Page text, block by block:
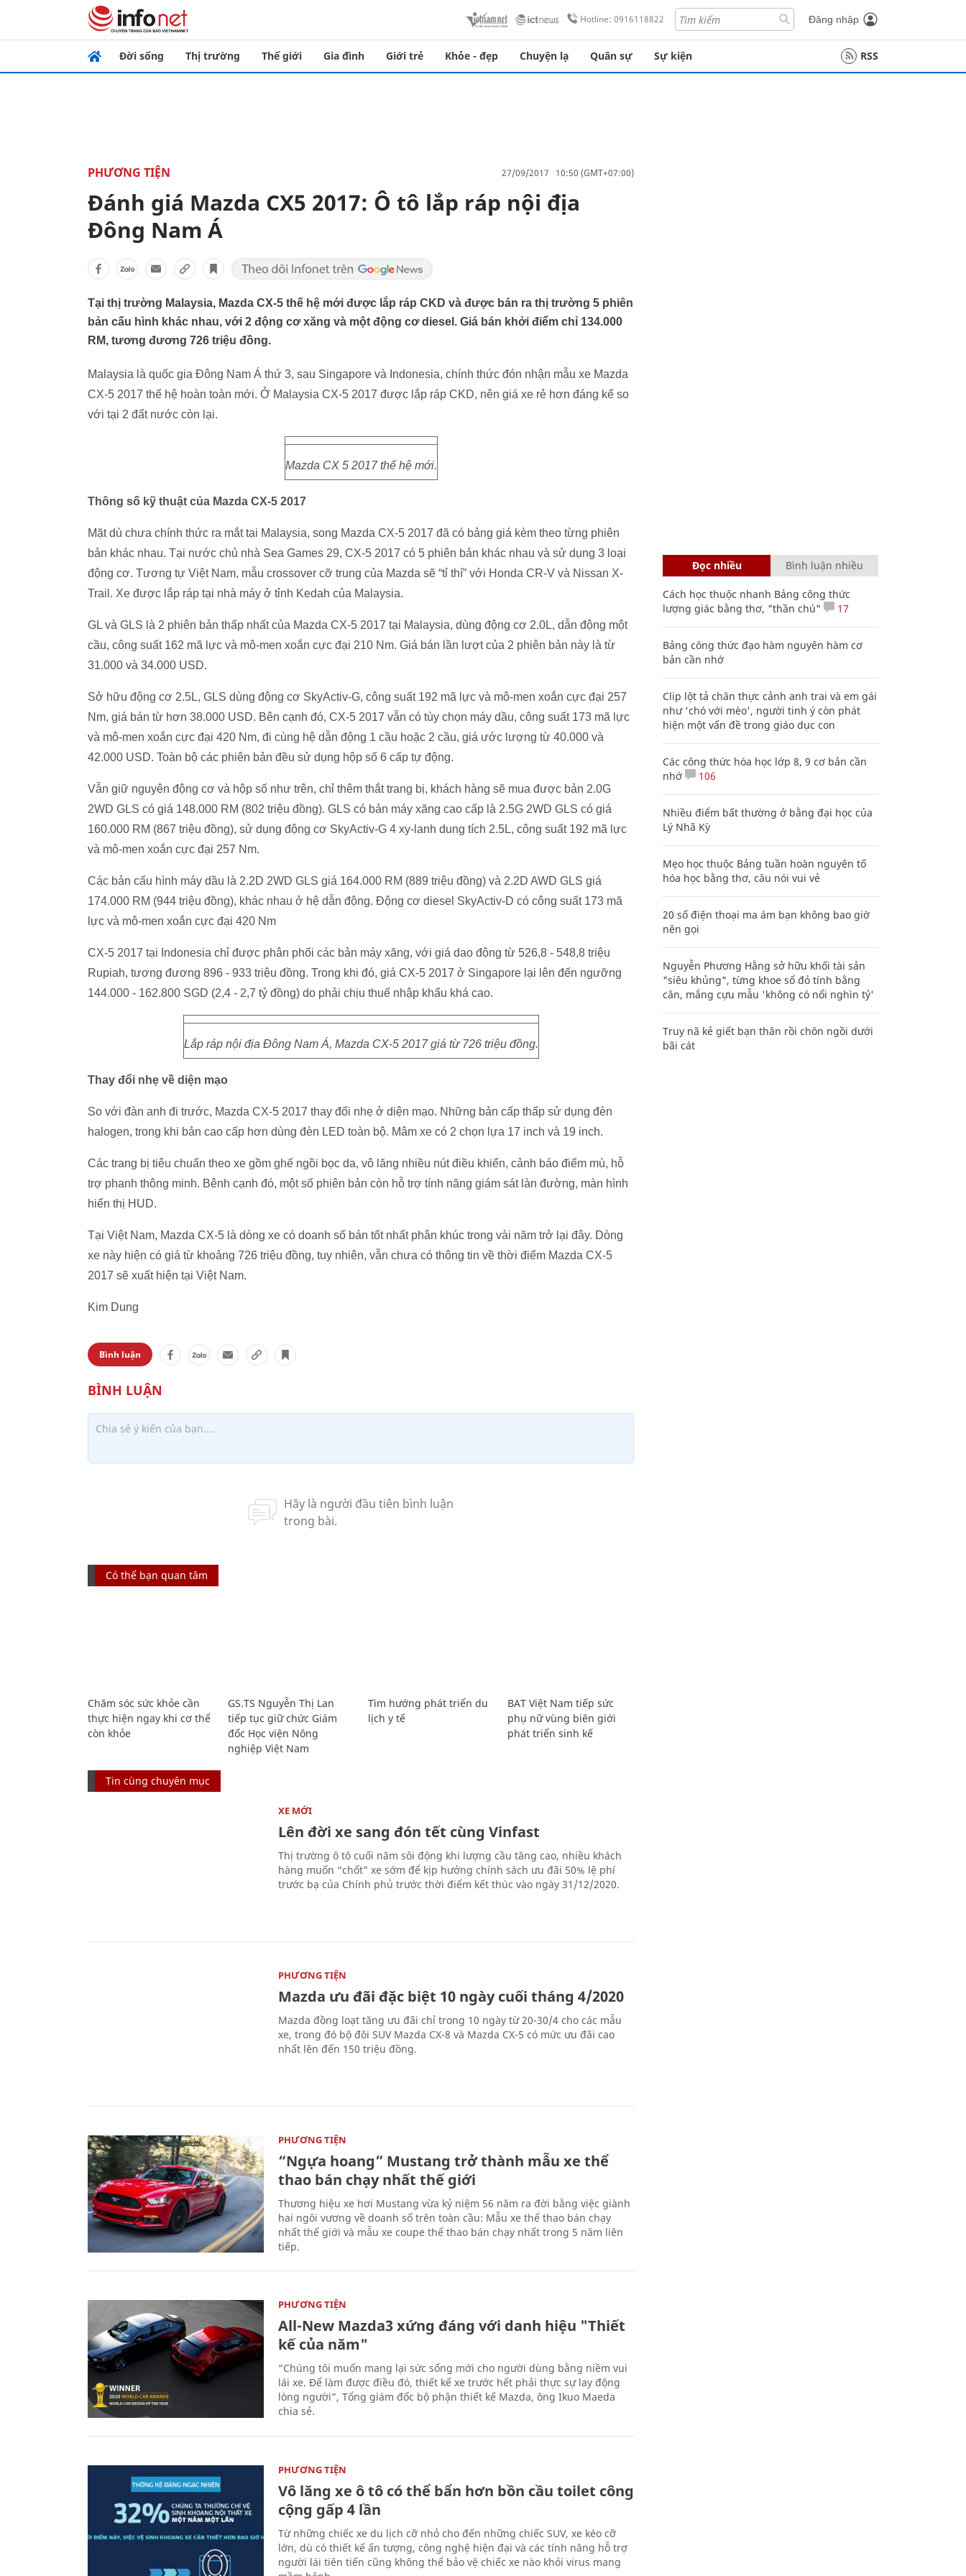
Hotline: 0916118822 Đăng nhập
Đời sống Thị trường Thế giới Gia đình Giới trẻ Khỏe - đẹp Chuyện lạ Quân sự Sự kiện RSS
PHƯƠNG TIỆN 27/09/2017 10:50 (GMT+07:00)
Đánh giá Mazda CX5 2017: Ô tô lắp ráp nội địa
Đông Nam Á
Tại thị trường Malaysia, Mazda CX-5 thế hệ mới được lắp ráp CKD và được bán ra thị trường 5 phiên
bản cấu hình khác nhau, với 2 động cơ xăng và một động cơ diesel. Giá bán khởi điểm chỉ 134.000
RM, tương đương 726 triệu đồng.
Malaysia là quốc gia Đông Nam Á thứ 3, sau Singapore và Indonesia, chính thức đón nhận mẫu xe Mazda
CX-5 2017 thế hệ hoàn toàn mới. Ở Malaysia CX-5 2017 được lắp ráp CKD, nên giá xe rẻ hơn đáng kể so
với tại 2 đất nước còn lại.
Mazda CX 5 2017 thế hệ mới.
Thông số kỹ thuật của Mazda CX-5 2017
Mặt dù chưa chính thức ra mắt tại Malaysia, song Mazda CX-5 2017 đã có bảng giá kèm theo từng phiên
bản khác nhau. Tại nước chủ nhà Sea Games 29, CX-5 2017 có 5 phiên bản khác nhau và sử dụng 3 loại
động cơ. Tương tự Việt Nam, mẫu crossover cỡ trung của Mazda sẽ “tỉ thí” với Honda CR-V và Nissan X-
Trail. Xe được lắp ráp tại nhà máy ở tỉnh Kedah của Malaysia.
GL và GLS là 2 phiên bản thấp nhất của Mazda CX-5 2017 tại Malaysia, dùng động cơ 2.0L, dẫn động một
cầu, công suất 162 mã lực và mô-men xoắn cực đại 210 Nm. Giá bán lần lượt của 2 phiên bản này là từ
31.000 và 34.000 USD.
Sở hữu động cơ 2.5L, GLS dùng động cơ SkyActiv-G, công suất 192 mã lực và mô-men xoắn cực đại 257
Nm, giá bán từ hơn 38.000 USD. Bên cạnh đó, CX-5 2017 vẫn có tùy chọn máy dầu, công suất 173 mã lực
và mô-men xoắn cực đại 420 Nm, đi cùng hệ dẫn động 1 cầu hoặc 2 cầu, giá ước lượng từ 40.000 và
42.000 USD. Toàn bộ các phiên bản đều sử dụng hộp số 6 cấp tự động.
Vẫn giữ nguyên động cơ và hộp số như trên, chỉ thêm thắt trang bị, khách hàng sẽ mua được bản 2.0G
2WD GLS có giá 148.000 RM (802 triệu đồng). GLS có bản máy xăng cao cấp là 2.5G 2WD GLS có giá
160.000 RM (867 triệu đồng), sử dụng động cơ SkyActiv-G 4 xy-lanh dung tích 2.5L, công suất 192 mã lực
và mô-men xoắn cực đại 257 Nm.
Các bản cấu hình máy dầu là 2.2D 2WD GLS giá 164.000 RM (889 triệu đồng) và 2.2D AWD GLS giá
174.000 RM (944 triệu đồng), khác nhau ở hệ dẫn động. Động cơ diesel SkyActiv-D có công suất 173 mã
lực và mô-men xoắn cực đại 420 Nm
CX-5 2017 tại Indonesia chỉ được phân phối các bản máy xăng, với giá dao động từ 526,8 - 548,8 triệu
Rupiah, tương đương 896 - 933 triệu đồng. Trong khi đó, giá CX-5 2017 ở Singapore lại lên đến ngưỡng
144.000 - 162.800 SGD (2,4 - 2,7 tỷ đồng) do phải chịu thuế nhập khẩu khá cao.
Lắp ráp nội địa Đông Nam Á, Mazda CX-5 2017 giá từ 726 triệu đồng.
Thay đổi nhẹ về diện mạo
So với đàn anh đi trước, Mazda CX-5 2017 thay đổi nhẹ ở diện mạo. Những bản cấp thấp sử dụng đèn
halogen, trong khi bản cao cấp hơn dùng đèn LED toàn bộ. Mâm xe có 2 chọn lựa 17 inch và 19 inch.
Các trang bị tiêu chuẩn theo xe gồm ghế ngồi bọc da, vô lăng nhiều nút điều khiển, cảnh báo điểm mù, hỗ
trợ phanh thông minh. Bênh cạnh đó, một số phiên bản còn hỗ trợ tính năng giám sát làn đường, màn hình
hiển thị HUD.
Tại Việt Nam, Mazda CX-5 là dòng xe có doanh số bán tốt nhất phân khúc trong vài năm trở lại đây. Dòng
xe này hiện có giá từ khoảng 726 triệu đồng, tuy nhiên, vẫn chưa có thông tin về thời điểm Mazda CX-5
2017 sẽ xuất hiện tại Việt Nam.
Kim Dung
Bình luận
Có thể bạn quan tâm
Chăm sóc sức khỏe cần
thực hiện ngay khi cơ thể
còn khỏe
GS.TS Nguyễn Thị Lan
tiếp tục giữ chức Giám
đốc Học viện Nông
nghiệp Việt Nam
Tìm hướng phát triển du
lịch y tế
BAT Việt Nam tiếp sức
phụ nữ vùng biên giới
phát triển sinh kế
Tin cùng chuyên mục
XE MỚI
Lên đời xe sang đón tết cùng Vinfast
Thị trường ô tô cuối năm sôi động khi lượng cầu tăng cao, nhiều khách
hàng muốn “chốt” xe sớm để kịp hưởng chính sách ưu đãi 50% lệ phí
trước bạ của Chính phủ trước thời điểm kết thúc vào ngày 31/12/2020.
PHƯƠNG TIỆN
Mazda ưu đãi đặc biệt 10 ngày cuối tháng 4/2020
Mazda đồng loạt tăng ưu đãi chỉ trong 10 ngày từ 20-30/4 cho các mẫu
xe, trong đó bộ đôi SUV Mazda CX-8 và Mazda CX-5 có mức ưu đãi cao
nhất lên đến 150 triệu đồng.
PHƯƠNG TIỆN
“Ngựa hoang” Mustang trở thành mẫu xe thể
thao bán chạy nhất thế giới
Thương hiệu xe hơi Mustang vừa kỷ niệm 56 năm ra đời bằng việc giành
hai ngôi vương về doanh số trên toàn cầu: Mẫu xe thể thao bán chạy
nhất thế giới và mẫu xe coupe thể thao bán chạy nhất trong 5 năm liên
tiếp.
PHƯƠNG TIỆN
All-New Mazda3 xứng đáng với danh hiệu "Thiết
kế của năm"
“Chúng tôi muốn mang lại sức sống mới cho người dùng bằng niềm vui
lái xe. Để làm được điều đó, thiết kế xe trước hết phải thực sự lay động
lòng người”, Tổng giám đốc bộ phận thiết kế Mazda, ông Ikuo Maeda
chia sẻ.
PHƯƠNG TIỆN
Vô lăng xe ô tô có thể bẩn hơn bồn cầu toilet công
cộng gấp 4 lần
Từ những chiếc xe du lịch cỡ nhỏ cho đến những chiếc SUV, xe kéo cỡ
lớn, dù có thiết kế ấn tượng, công nghệ hiện đại và các tính năng hỗ trợ
người lái tiên tiến cũng không thể bảo vệ chiếc xe nào khỏi virus mang
Đọc nhiều Bình luận nhiều
Cách học thuộc nhanh Bảng công thức
lượng giác bằng thơ, "thần chú"
17
Bảng công thức đạo hàm nguyên hàm cơ
bản cần nhớ
Clip lột tả chân thực cảnh anh trai và em gái
như 'chó với mèo', người tinh ý còn phát
hiện một vấn đề trong giáo dục con
Các công thức hóa học lớp 8, 9 cơ bản cần
nhớ
106
Nhiều điểm bất thường ở bằng đại học của
Lý Nhã Kỳ
Mẹo học thuộc Bảng tuần hoàn nguyên tố
hóa học bằng thơ, câu nói vui vẻ
20 số điện thoại ma ám bạn không bao giờ
nên gọi
Nguyễn Phương Hằng sở hữu khối tài sản
"siêu khủng", từng khoe sổ đỏ tính bằng
cân, mắng cựu mẫu 'không có nổi nghìn tỷ'
Truy nã kẻ giết bạn thân rồi chôn ngồi dưới
bãi cát